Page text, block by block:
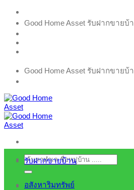
ข้าม
เนื้อหา
Good Home Asset รับฝากขาย
Good Home Asset รับฝากขาย
ค้นหา:
รับฝากขายบ้าน
อสังหาริมทรัพย์